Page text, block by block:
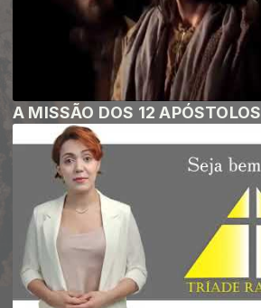
A MISSÃO DOS 12 APÓSTOLOS